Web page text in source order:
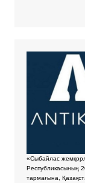
«Сыбайлас
Республикасының
тармағына,